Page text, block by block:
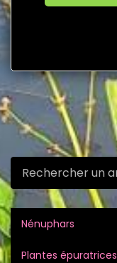
Nénuphars
Plantes épuratrices